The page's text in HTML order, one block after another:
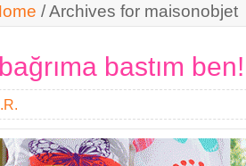
/Archives for maisonobjet
bastım ben!